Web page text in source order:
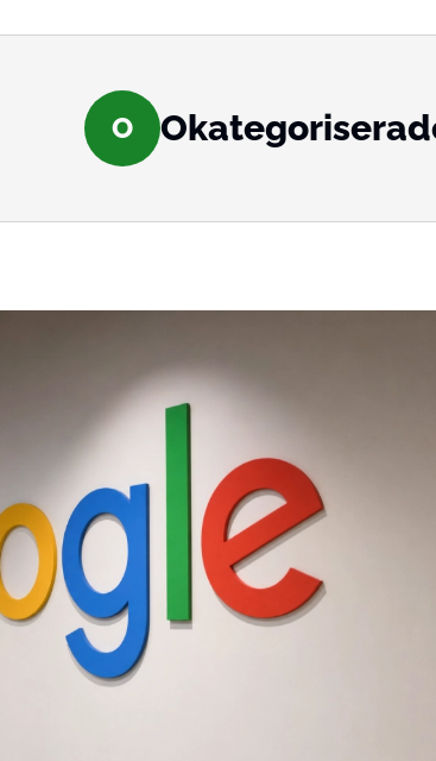
O